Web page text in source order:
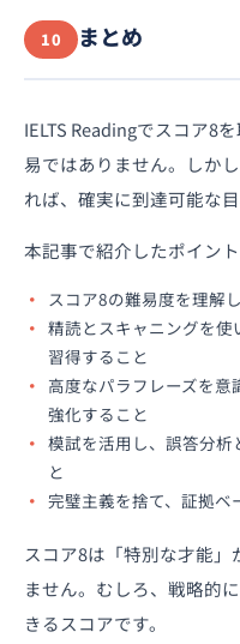
10 まとめ
IELTS Readingでスコア8
易ではありません。しか
れば、確実に到達可能な目
本記事で紹介したポイン
スコア8の難易度を理解
精読とスキャニングを使
習得すること
高度なパラフレーズを
強化すること
模試を活用し、誤答分
と
完璧主義を捨て、証拠ベ
スコア8は「特別な才能」
ません。むしろ、戦略的
きるスコアです。